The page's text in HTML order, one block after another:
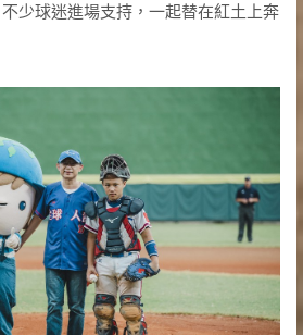
少球迷進場支持，一起替在紅土上奔